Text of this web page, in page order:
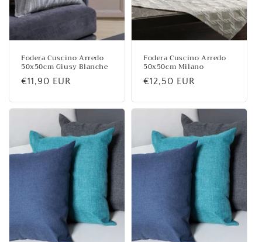
Fodera Cuscino Arredo
50x50cm Giusy Blanche
Prezzo
listino
€11,90 EUR
Fodera Cuscino Arredo
50x50cm Milano
Prezzo
listino
€12,50 EUR